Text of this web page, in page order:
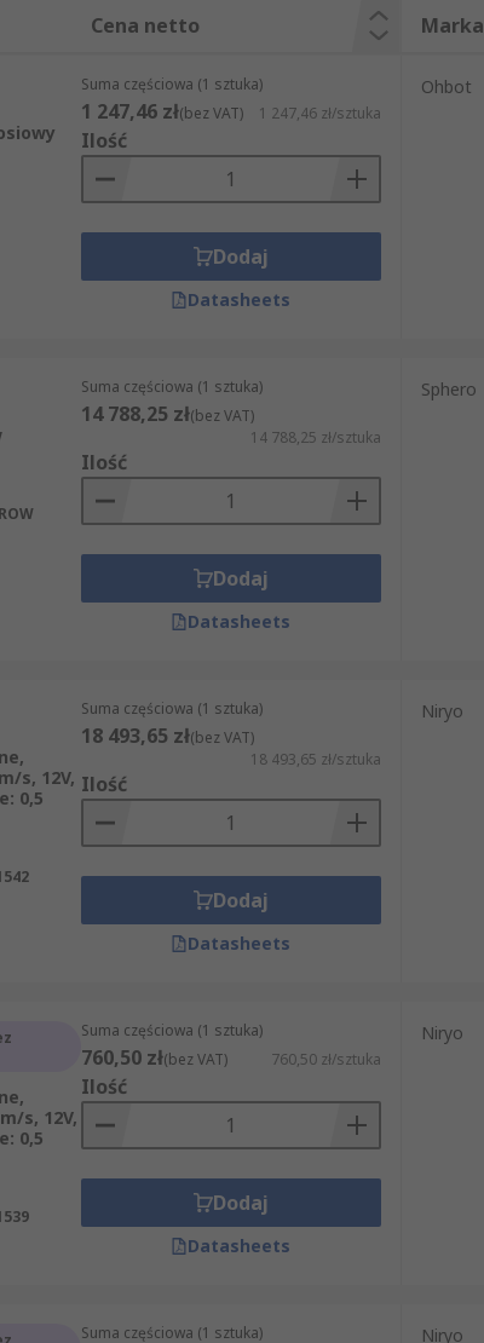
Cena netto Marka
Suma częściowa (1 sztuka)
1 247,46 zł(bez VAT) 1 247,46 zł/sztuka
Ilość
Dodaj
Datasheets
Ohbot
Suma częściowa (1 sztuka)
14 788,25 zł(bez VAT)
14 788,25 zł/sztuka
Ilość
Dodaj
Datasheets
Sphero
s, 12V,
0,5
Suma częściowa (1 sztuka)
18 493,65 zł(bez VAT)
18 493,65 zł/sztuka
Ilość
Dodaj
Datasheets
Niryo
s, 12V,
0,5
Suma częściowa (1 sztuka)
760,50 zł(bez VAT) 760,50 zł/sztuka
Ilość
Dodaj
Datasheets
Niryo
Suma częściowa (1 sztuka) Niryo